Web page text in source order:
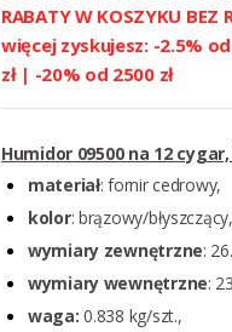
RABATY W KOSZYKU
więcej zyskujesz: -2.5%
zł | -20% od 2500 zł
Humidor 09500 na 12
materiał: fornir cedrowy,
kolor: brązowy/błyszczący,
wymiary zewnętrzne:
wymiary wewnętrzne:
waga: 0.838 kg/szt.,